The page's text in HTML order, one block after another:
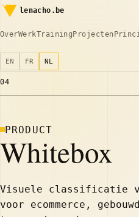
lenacho.be
OverWerkTraining Projecten
EN FR NL
04
PRODUCT
Whitebox
Visuele classificatie
voor ecommerce,